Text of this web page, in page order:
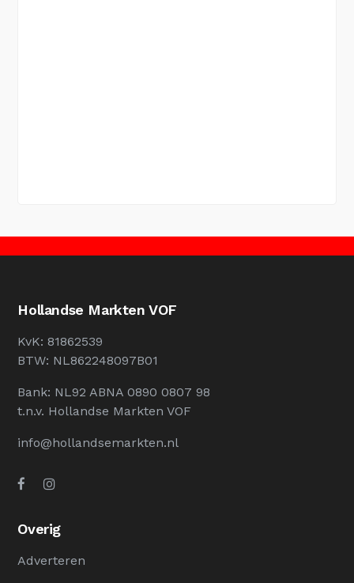
Hollandse Markten VOF
KvK: 81862539
BTW: NL862248097B01
Bank: NL92 ABNA 0890 0807 98
t.n.v. Hollandse Markten VOF
info@hollandsemarkten.nl
Overig
Adverteren